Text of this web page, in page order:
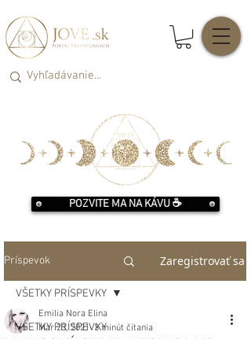
POZVITE MA NA KÁVU ☕️
Príspevok Zaregistrovať sa
VŠETKY PRÍSPEVKY
VŠETKY PRÍSPEVKY
Emilia Nora Elina
Mar 23, 2021 3 minút čítania